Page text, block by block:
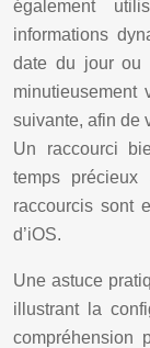
également
informations
date du jour ou
minutieusement
suivante, afin de
Un raccourci
temps
raccourcis sont
d’iOS.
Une astuce
illustrant la
compréhension